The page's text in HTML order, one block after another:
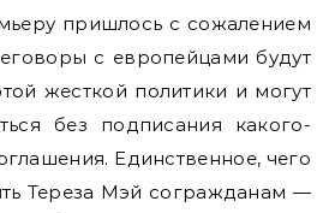
пришлось с сожалением
с европейцами будут
жесткой политики и могут
без подписания какого-
Единственное, чего
Тереза Мэй согражданам —